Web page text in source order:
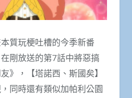
質玩梗吐槽的今季新番
在剛放送的第7話中將惡搞
》，【塔諾西、斯國矣】
同時還有類似加帕利公園